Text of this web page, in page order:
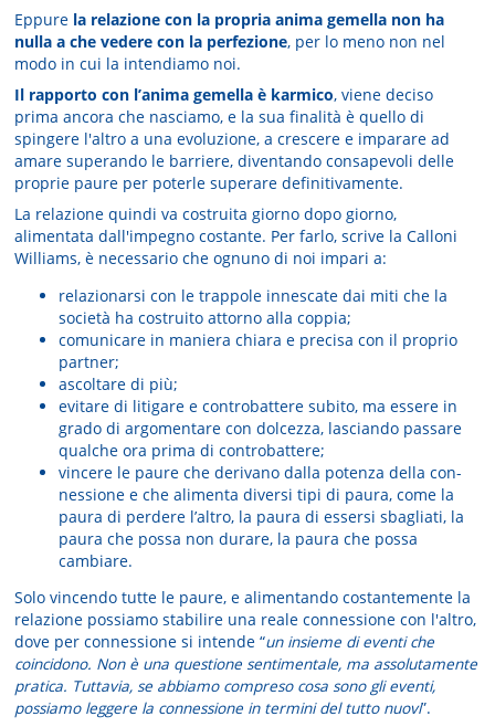
Eppure la relazione con la propria anima gemella non ha
nulla a che vedere con la perfezione, per lo meno non nel
modo in cui la intendiamo noi.
Il rapporto con l’anima gemella è karmico, viene deciso
prima ancora che nasciamo, e la sua finalità è quello di
spingere l'altro a una evoluzione, a crescere e imparare ad
amare superando le barriere, diventando consapevoli delle
proprie paure per poterle superare definitivamente.
La relazione quindi va costruita giorno dopo giorno,
alimentata dall'impegno costante. Per farlo, scrive la Calloni
Williams, è necessario che ognuno di noi impari a:
relazionarsi con le trappole innescate dai miti che la
società ha costruito attorno alla coppia;
comunicare in maniera chiara e precisa con il proprio
partner;
ascoltare di più;
evitare di litigare e controbattere subito, ma essere in
grado di argomentare con dolcezza, lasciando passare
qualche ora prima di controbattere;
vincere le paure che derivano dalla potenza della con­
nessione e che alimenta diversi tipi di paura, come la
paura di perdere l’altro, la paura di essersi sbagliati, la
paura che possa non durare, la paura che possa
cambiare.
Solo vincendo tutte le paure, e alimentando costantemente la
relazione possiamo stabilire una reale connessione con l'altro,
dove per connessione si intende “un insieme di eventi che
coincidono. Non è una questione sentimentale, ma assolutamente
pratica. Tuttavia, se ab­biamo compreso cosa sono gli eventi,
possiamo leggere la connessione in termini del tutto nuovi”.